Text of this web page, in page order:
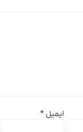
ایمیل *